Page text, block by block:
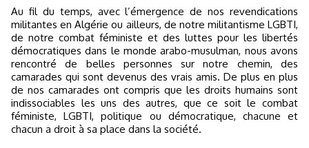
Au fil du temps, avec l’émergence de nos revendications
militantes en Algérie ou ailleurs, de notre militantisme LGBTI,
de notre combat féministe et des luttes pour les libertés
démocratiques dans le monde arabo-musulman, nous avons
rencontré de belles personnes sur notre chemin, des
camarades qui sont devenus des vrais amis. De plus en plus
de nos camarades ont compris que les droits humains sont
indissociables les uns des autres, que ce soit le combat
féministe, LGBTI, politique ou démocratique, chacune et
chacun a droit à sa place dans la société.